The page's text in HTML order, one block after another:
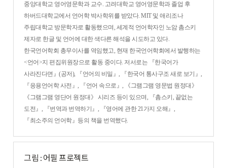
중앙대학교 영어영문학과 교수. 고려대학교 영어영문학과 졸업 후
하버드대학교에서 언어학 박사학위를 받았다. MIT 및 애리조나
주립대학교 방문학자로 활동했으며, 세계적 언어학자인 노암 촘스키
제자로 한글 및 언어에 대한 색다른 해석을 시도하고 있다.
한국언어학회 총무이사를 역임했고, 현재 한국언어학회에서 발행하는
<언어>지 편집위원장으로 활동 중이다. 저서로는 『한국어가
사라진다면』(공저), 『언어의 비밀』, 『한국어 통사구조 새로 보기』,
『응용언어학 사전』, 『언어 속으로』, 《그램그램 영문법 원정대》
《그램그램 영단어 원정대》 시리즈 등이 있으며, 『촘스키, 끝없는
도전』, 『번역과 번역하기』, 『영어에 관한 21가지 오해』,
『최소주의 언어학』등의 책을 번역했다.
그림 : 어필 프로젝트